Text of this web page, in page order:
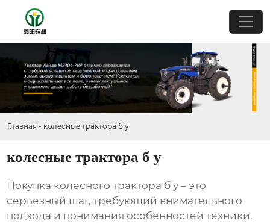
Главная - колесные трактора б у
колесные трактора б у
Покупка колесного трактора б у – это
серьезный шаг, требующий внимательного
подхода и понимания особенностей техники.